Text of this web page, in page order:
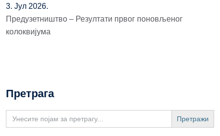
3. Јул 2026.
Предузетништво – Резултати првог поновљеног
колоквијума
Претрага
Search
for: